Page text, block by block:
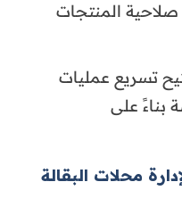
صلاحية المنتجات
تسريع عمليات
بناءً على
محلات البقالة